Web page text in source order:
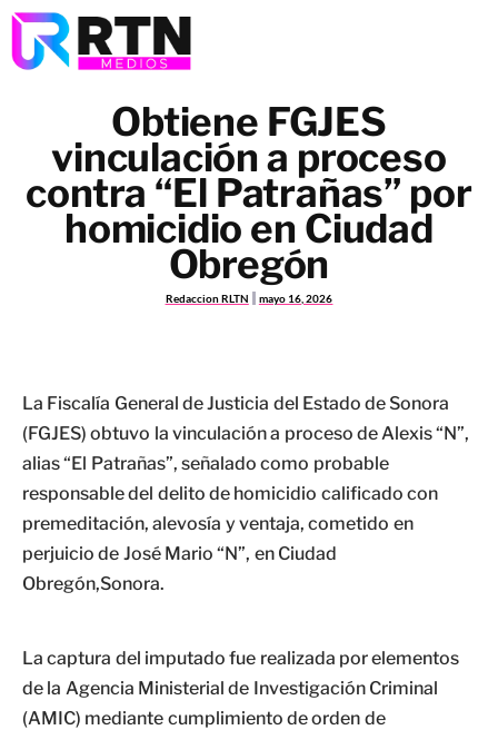
Obtiene FGJES
vinculación a proceso
contra “El Patrañas” por
homicidio en Ciudad
Obregón
Redaccion RLTN mayo 16, 2026
La Fiscalía General de Justicia del Estado de Sonora
(FGJES) obtuvo la vinculación a proceso de Alexis “N”,
alias “El Patrañas”, señalado como probable
responsable del delito de homicidio calificado con
premeditación, alevosía y ventaja, cometido en
perjuicio de José Mario “N”, en Ciudad
Obregón,Sonora.
La captura del imputado fue realizada por elementos
de la Agencia Ministerial de Investigación Criminal
(AMIC) mediante cumplimiento de orden de